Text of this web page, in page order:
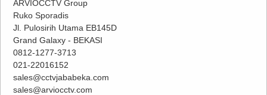
ARVIOCCTV Group
Ruko Sporadis
Jl. Pulosirih Utama EB145D
Grand Galaxy - BEKASI
0812-1277-3713
021-22016152
sales@cctvjababeka.com
sales@arviocctv.com